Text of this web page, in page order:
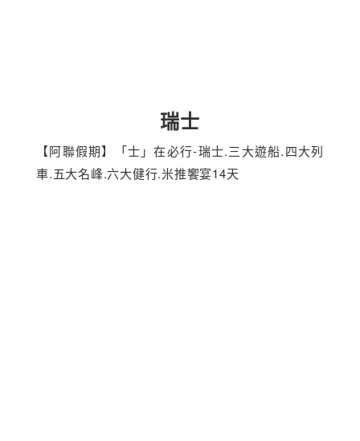
瑞士
【阿聯假期】「士」在必行-瑞士.三大遊船.四大列
車.五大名峰.六大健行.米推饗宴14天